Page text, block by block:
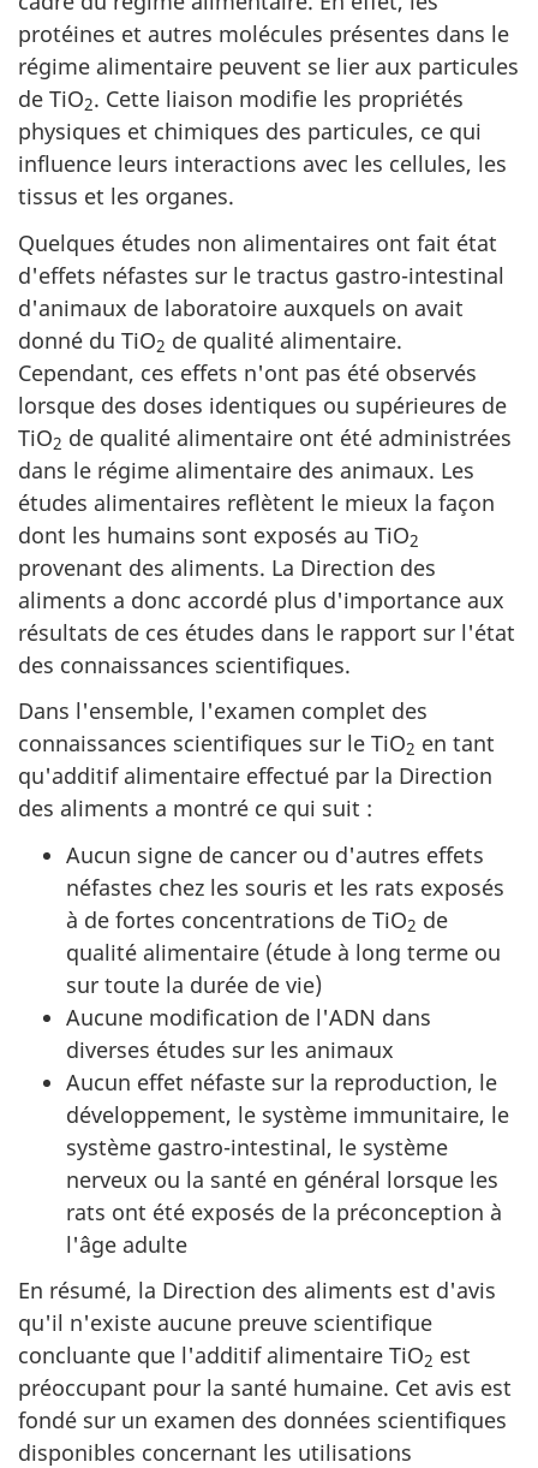
protéines et autres molécules présentes dans le
régime alimentaire peuvent se lier aux particules
de TiO2. Cette liaison modifie les propriétés
physiques et chimiques des particules, ce qui
influence leurs interactions avec les cellules, les
tissus et les organes.
Quelques études non alimentaires ont fait état
d'effets néfastes sur le tractus gastro-intestinal
d'animaux de laboratoire auxquels on avait
donné du TiO2 de qualité alimentaire.
Cependant, ces effets n'ont pas été observés
lorsque des doses identiques ou supérieures de
TiO2 de qualité alimentaire ont été administrées
dans le régime alimentaire des animaux. Les
études alimentaires reflètent le mieux la façon
dont les humains sont exposés au TiO2
provenant des aliments. La Direction des
aliments a donc accordé plus d'importance aux
résultats de ces études dans le rapport sur l'état
des connaissances scientifiques.
Dans l'ensemble, l'examen complet des
connaissances scientifiques sur le TiO2 en tant
qu'additif alimentaire effectué par la Direction
des aliments a montré ce qui suit :
Aucun signe de cancer ou d'autres effets
néfastes chez les souris et les rats exposés
à de fortes concentrations de TiO2 de
qualité alimentaire (étude à long terme ou
sur toute la durée de vie)
Aucune modification de l'ADN dans
diverses études sur les animaux
Aucun effet néfaste sur la reproduction, le
développement, le système immunitaire, le
système gastro-intestinal, le système
nerveux ou la santé en général lorsque les
rats ont été exposés de la préconception à
l'âge adulte
En résumé, la Direction des aliments est d'avis
qu'il n'existe aucune preuve scientifique
concluante que l'additif alimentaire TiO2 est
préoccupant pour la santé humaine. Cet avis est
fondé sur un examen des données scientifiques
disponibles concernant les utilisations